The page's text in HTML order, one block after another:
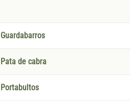
Guardabarros
Pata de cabra
Portabultos